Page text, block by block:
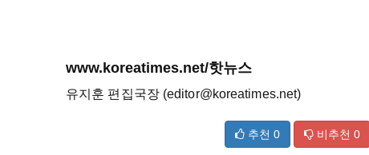
www.koreatimes.net/핫뉴스
유지훈 편집국장 (editor@koreatimes.net)
추천 0 비추천 0